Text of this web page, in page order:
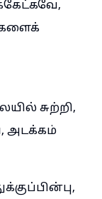
சுற்றி,
அடக்கம்